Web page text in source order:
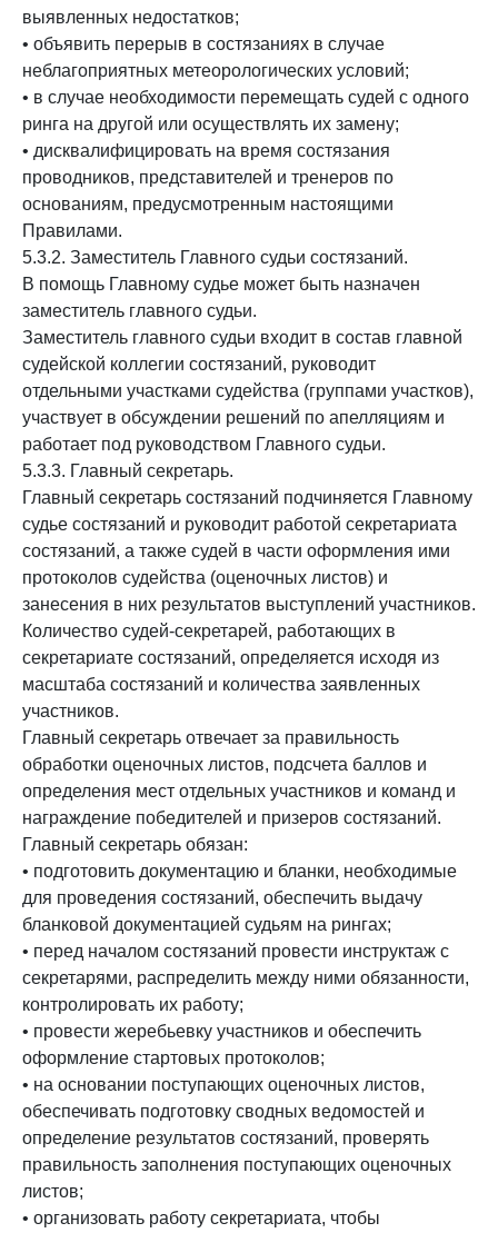
выявленных недостатков;
• объявить перерыв в состязаниях в случае
неблагоприятных метеорологических условий;
• в случае необходимости перемещать судей с одного
ринга на другой или осуществлять их замену;
• дисквалифицировать на время состязания
проводников, представителей и тренеров по
основаниям, предусмотренным настоящими
Правилами.
5.3.2. Заместитель Главного судьи состязаний.
В помощь Главному судье может быть назначен
заместитель главного судьи.
Заместитель главного судьи входит в состав главной
судейской коллегии состязаний, руководит
отдельными участками судейства (группами участков),
участвует в обсуждении решений по апелляциям и
работает под руководством Главного судьи.
5.3.3. Главный секретарь.
Главный секретарь состязаний подчиняется Главному
судье состязаний и руководит работой секретариата
состязаний, а также судей в части оформления ими
протоколов судейства (оценочных листов) и
занесения в них результатов выступлений участников.
Количество судей-секретарей, работающих в
секретариате состязаний, определяется исходя из
масштаба состязаний и количества заявленных
участников.
Главный секретарь отвечает за правильность
обработки оценочных листов, подсчета баллов и
определения мест отдельных участников и команд и
награждение победителей и призеров состязаний.
Главный секретарь обязан:
• подготовить документацию и бланки, необходимые
для проведения состязаний, обеспечить выдачу
бланковой документацией судьям на рингах;
• перед началом состязаний провести инструктаж с
секретарями, распределить между ними обязанности,
контролировать их работу;
• провести жеребьевку участников и обеспечить
оформление стартовых протоколов;
• на основании поступающих оценочных листов,
обеспечивать подготовку сводных ведомостей и
определение результатов состязаний, проверять
правильность заполнения поступающих оценочных
листов;
• организовать работу секретариата, чтобы